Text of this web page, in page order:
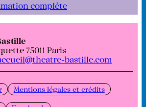
complète
75011 Paris
bastille.com
Mentions légales et crédits